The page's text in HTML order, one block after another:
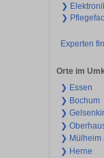
❯
❯
Experten
Orte im
❯ Essen
❯ Bochum
❯
❯
❯ Mülheim
❯ Herne